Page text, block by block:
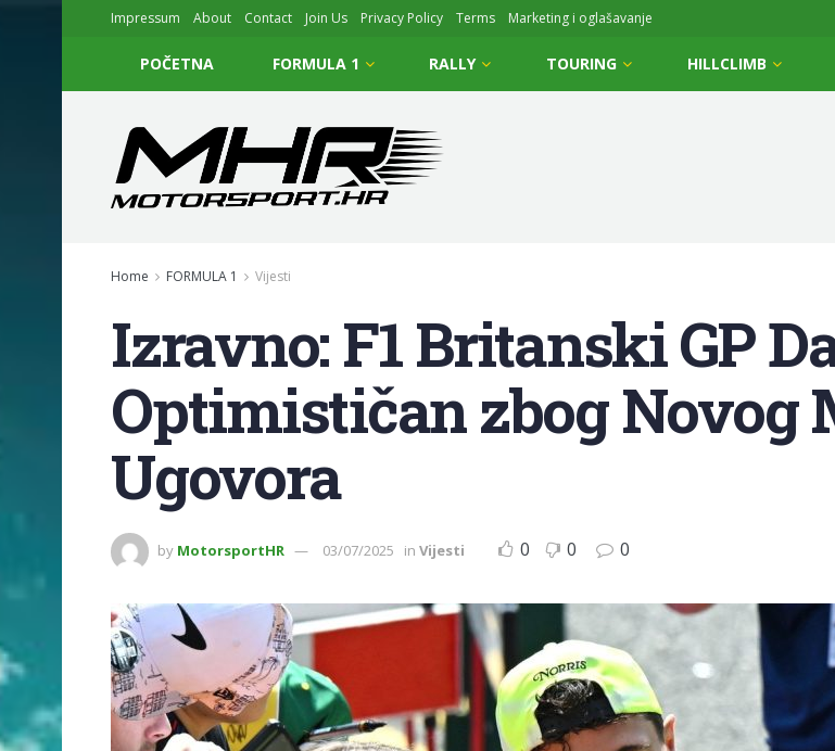
Impressum About Contact Join Us Privacy Policy Terms Marketing i oglašavanje
POČETNA FORMULA 1 RALLY TOURING HILLCLIMB
Home FORMULA 1 Vijesti
Izravno: F1 Britanski GP
Optimističan zbog Novog
Ugovora
by MotorsportHR 03/07/2025 in Vijesti 0 0 0